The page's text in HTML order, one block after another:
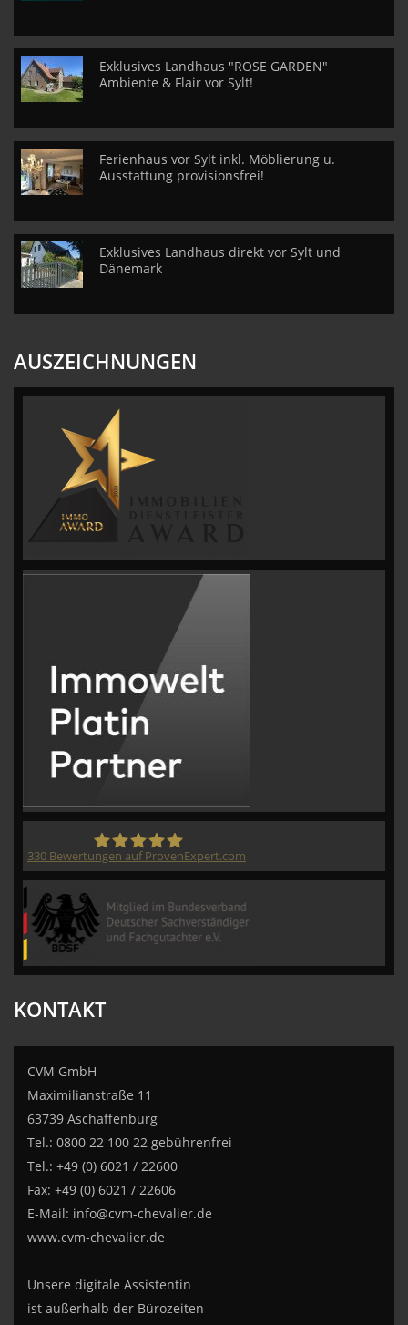
Exklusives Landhaus "ROSE GARDEN"
Ambiente & Flair vor Sylt!
Ferienhaus vor Sylt inkl. Möblierung u.
Ausstattung provisionsfrei!
Exklusives Landhaus direkt vor Sylt und
Dänemark
AUSZEICHNUNGEN
330 Bewertungen auf ProvenExpert.com
KONTAKT
CVM GmbH
Maximilianstraße 11
63739 Aschaffenburg
Tel.: 0800 22 100 22 gebührenfrei
Tel.: +49 (0) 6021 / 22600
Fax: +49 (0) 6021 / 22606
E-Mail: info@cvm-chevalier.de
www.cvm-chevalier.de
Unsere digitale Assistentin
ist außerhalb der Bürozeiten